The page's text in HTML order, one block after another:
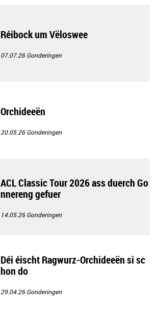
Réibock um Vëloswee
07.07.26Gonderingen
Orchideeën
20.05.26Gonderingen
ACL Classic Tour 2026 ass duerch Go
nnereng gefuer
14.05.26Gonderingen
Déi éischt Ragwurz-Orchideeën si sc
hon do
29.04.26Gonderingen